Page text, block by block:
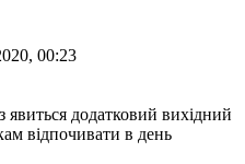
00:23
відпочивати в день